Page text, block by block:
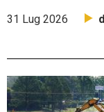
31 Lug 2026